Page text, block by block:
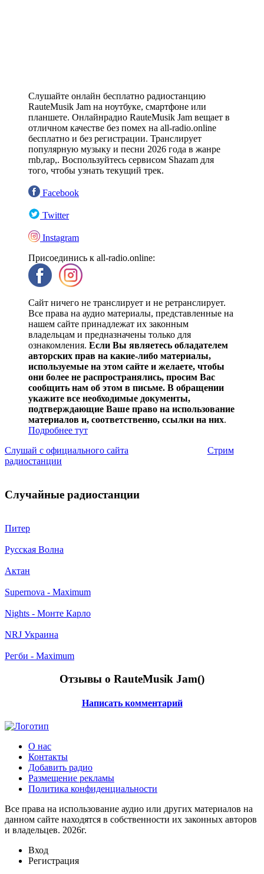
Слушайте онлайн бесплатно радиостанцию
RauteMusik Jam на ноутбуке, смартфоне или
планшете. Онлайнрадио RauteMusik Jam вещает в
отличном качестве без помех на all-radio.online
бесплатно и без регистрации. Транслирует
популярную музыку и песни 2026 года в жанре
rnb,rap,. Воспользуйтесь сервисом Shazam для
того, чтобы узнать текущий трек.
Facebook
Twitter
Instagram
Присоединись к all-radio.online:
Сайт ничего не транслирует и не ретранслирует.
Все права на аудио материалы, представленные на
нашем сайте принадлежат их законным
владельцам и предназначены только для
ознакомления. Если Вы являетесь обладателем
авторских прав на какие-либо материалы,
используемые на этом сайте и желаете, чтобы
они более не распространялись, просим Вас
сообщить нам об этом в письме. В обращении
укажите все необходимые документы,
подтверждающие Ваше право на использование
материалов и, соответственно, ссылки на них.
Подробнее тут
Слушай с официального сайта
Стрим
радиостанции
Случайные радиостанции
Питер
Русская Волна
Актан
Supernova - Maximum
Nights - Монте Карло
NRJ Украина
Регби - Maximum
Отзывы о RauteMusik Jam()
Написать комментарий
О нас
Контакты
Добавить радио
Размещение рекламы
Политика конфиденциальности
Все права на использование аудио или других материалов на
данном сайте находятся в собственности их законных авторов
и владельцев. 2026г.
Вход
Регистрация